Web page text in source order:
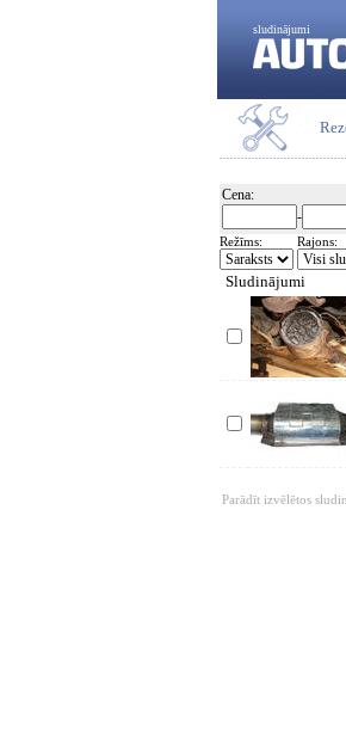
sludinājumi
Cena:
-
Režīms: Rajons:
Sludinājumi
Parādīt izvēlētos